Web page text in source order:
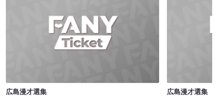
広島漫才選集
広島漫才選集